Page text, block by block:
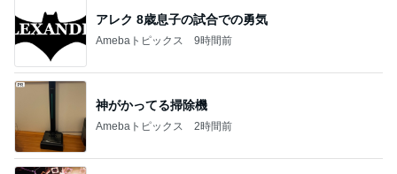
アレク 8歳息子の試合での勇気
Amebaトピックス 9時間前
神がかってる掃除機
Amebaトピックス 2時間前